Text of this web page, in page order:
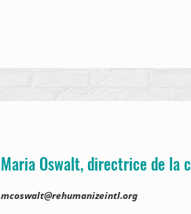
Maria Oswalt, directrice de la
mcoswalt@rehumanizeintl.org